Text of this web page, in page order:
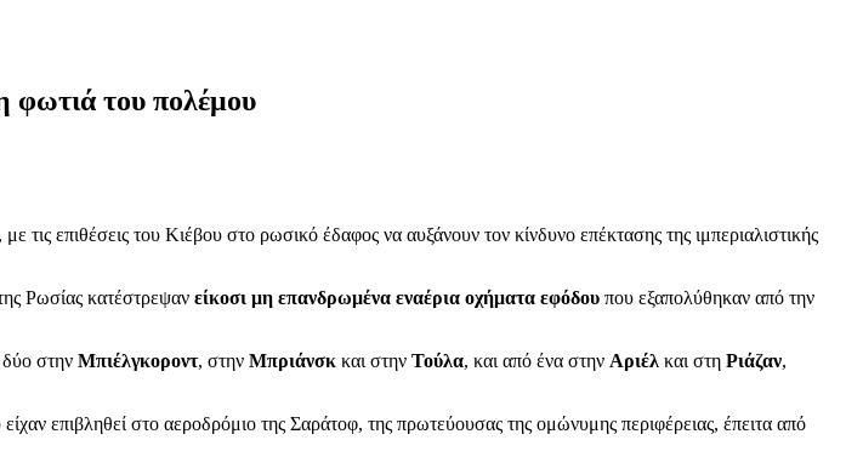
φωτιά του πολέμου
με τις επιθέσεις του Κιέβου στο ρωσικό έδαφος να αυξάνουν τον κίνδυνο επέκτασης της ιμπεριαλιστικής
Ρωσίας κατέστρεψαν είκοσι μη επανδρωμένα εναέρια οχήματα εφόδου που εξαπολύθηκαν από την
στην Μπιέλγκοροντ, στην Μπριάνσκ και στην Τούλα, και από ένα στην Αριέλ και στη Ριάζαν,
επιβληθεί στο αεροδρόμιο της Σαράτοφ, της πρωτεύουσας της ομώνυμης περιφέρειας, έπειτα από